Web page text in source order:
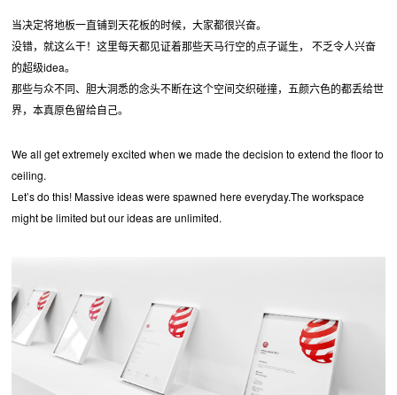
当决定将地板一直铺到天花板的时候，大家都很兴奋。
没错，就这么干！这里每天都见证着那些天马行空的点子诞生， 不乏令人兴奋
的超级idea。
那些与众不同、胆大洞悉的念头不断在这个空间交织碰撞，五颜六色的都丢给世
界，本真原色留给自己。
We all get extremely excited when we made the decision to extend the floor to
ceiling.
Let’s do this! Massive ideas were spawned here everyday.The workspace
might be limited but our ideas are unlimited.